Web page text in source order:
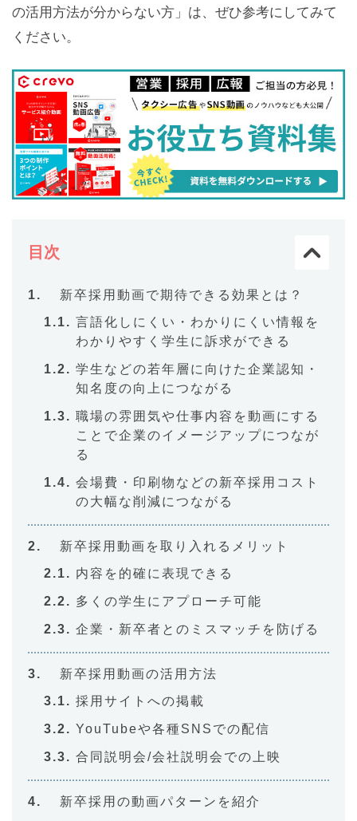
の活用方法が分からない方」は、ぜひ参考にしてみて
ください。
目次
新卒採用動画で期待できる効果とは？
言語化しにくい・わかりにくい情報を
わかりやすく学生に訴求ができる
学生などの若年層に向けた企業認知・
知名度の向上につながる
職場の雰囲気や仕事内容を動画にする
ことで企業のイメージアップにつなが
る
会場費・印刷物などの新卒採用コスト
の大幅な削減につながる
新卒採用動画を取り入れるメリット
内容を的確に表現できる
多くの学生にアプローチ可能
企業・新卒者とのミスマッチを防げる
新卒採用動画の活用方法
採用サイトへの掲載
YouTubeや各種SNSでの配信
合同説明会/会社説明会での上映
新卒採用の動画パターンを紹介